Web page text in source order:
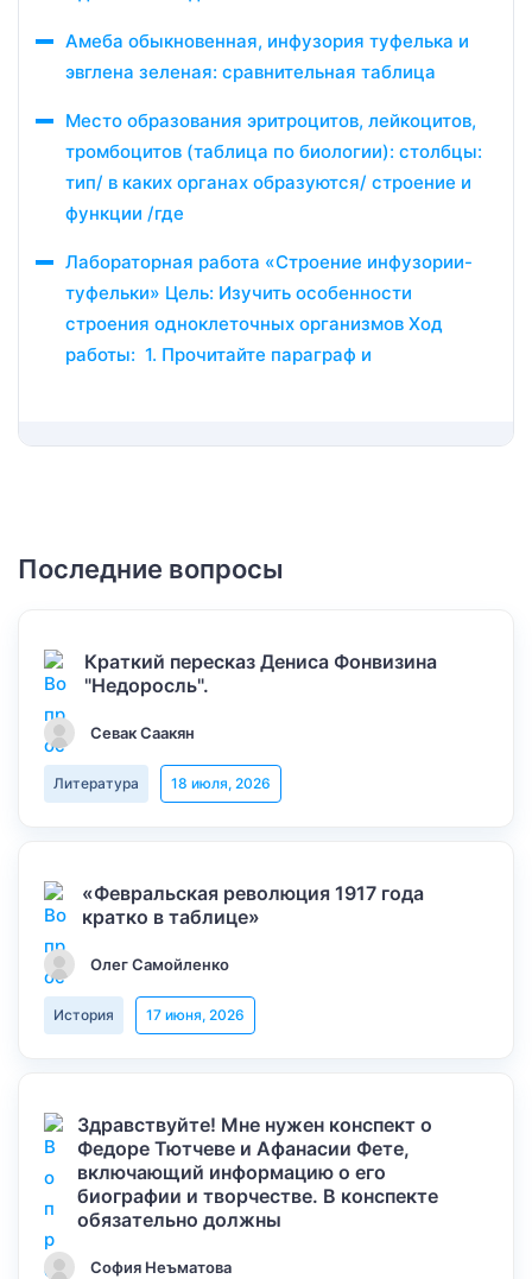
Амеба обыкновенная, инфузория туфелька и
эвглена зеленая: сравнительная таблица
Место образования эритроцитов, лейкоцитов,
тромбоцитов (таблица по биологии): столбцы:
тип/ в каких органах образуются/ строение и
функции /где
Лабораторная работа «Строение инфузории-
туфельки» Цель: Изучить особенности
строения одноклеточных организмов Ход
работы: 1. Прочитайте параграф и
Последние вопросы
Краткий пересказ Дениса Фонвизина
"Недоросль".
Севак Саакян
Литература 18 июля, 2026
«Февральская революция 1917 года
кратко в таблице»
Олег Самойленко
История 17 июня, 2026
Здравствуйте! Мне нужен конспект о
Федоре Тютчеве и Афанасии Фете,
включающий информацию о его
биографии и творчестве. В конспекте
обязательно должны
София Неъматова